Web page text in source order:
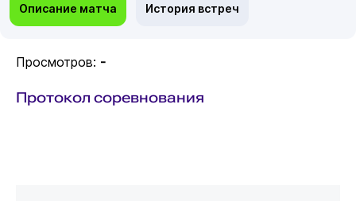
Описание матча История встреч
Просмотров: -
Протокол соревнования